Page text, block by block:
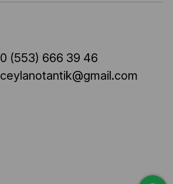
0 (553) 666 39 46
ceylanotantik@gmail.com